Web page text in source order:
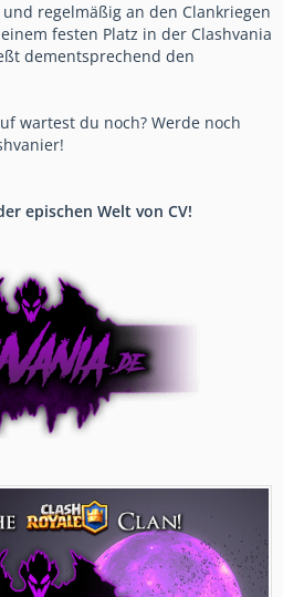
regelmäßig an den Clankriegen
festen Platz in der Clashvania
dementsprechend den
wartest du noch? Werde noch
epischen Welt von CV!